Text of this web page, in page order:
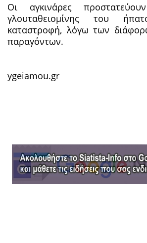
Οι αγκινάρες
γλουταθειομίνης του
καταστροφή, λόγω των
παραγόντων.
ygeiamou.gr